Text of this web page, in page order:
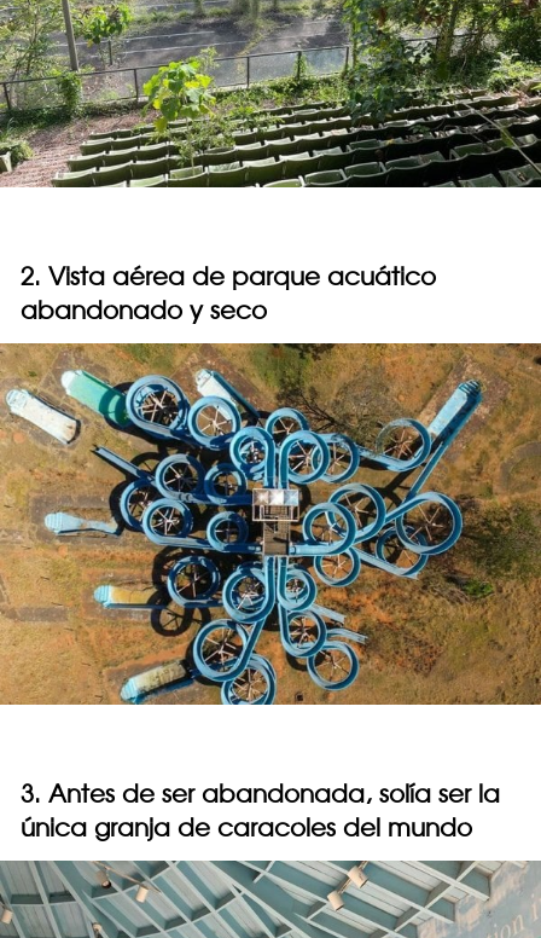
2. Vista aérea de parque acuático
abandonado y seco
3. Antes de ser abandonada, solía ser la
única granja de caracoles del mundo